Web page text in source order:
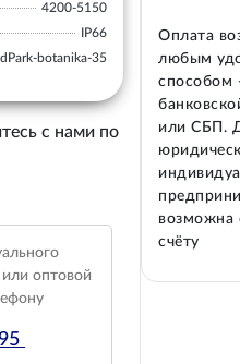
4200-5150
IP66
botanika-35
с нами по
оптовой
Оплата
любым
способом
или СБП.
возможна
счёту